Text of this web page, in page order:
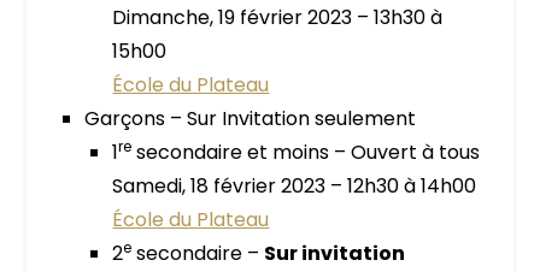
Dimanche, 19 février 2023 – 13h30 à
15h00
École du Plateau
Garçons – Sur Invitation seulement
1re secondaire et moins – Ouvert à tous
Samedi, 18 février 2023 – 12h30 à 14h00
École du Plateau
2e secondaire – Sur invitation